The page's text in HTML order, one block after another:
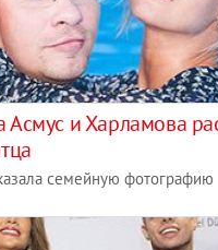
и Харламова
семейную фотографию